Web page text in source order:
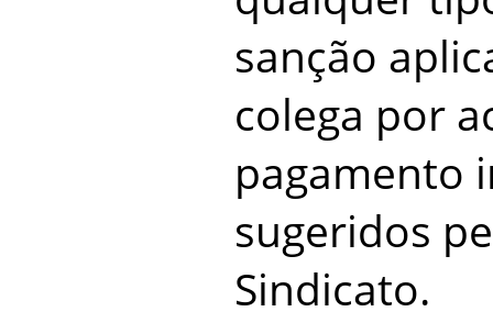
sanção
colega por
pagamento
sugeridos
Sindicato.